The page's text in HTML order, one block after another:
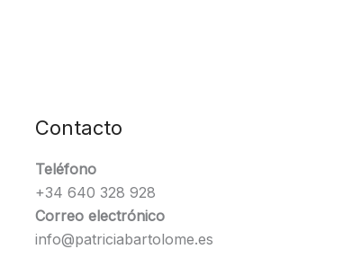
Contacto
Teléfono
+34 640 328 928
Correo electrónico
info@patriciabartolome.es